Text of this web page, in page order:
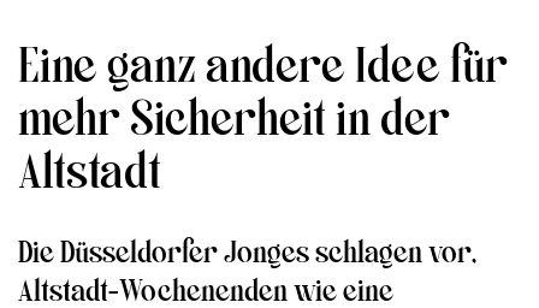
Eine ganz andere Idee für
mehr Sicherheit in der
Altstadt
Die Düsseldorfer Jonges schlagen vor,
Altstadt-Wochenenden wie eine